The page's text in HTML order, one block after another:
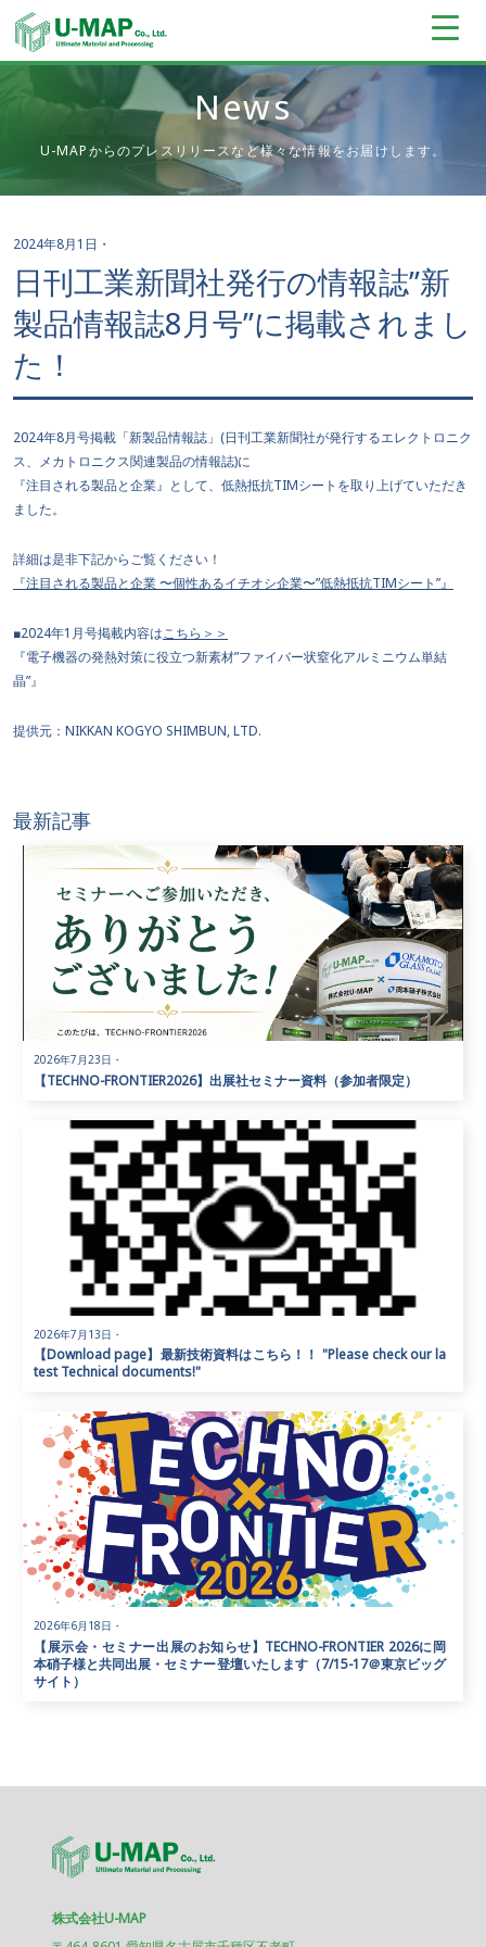
News
U-MAPからのプレスリリースなど様々な情報をお届けします。
2024年8月1日 ・
日刊工業新聞社発行の情報誌”新
製品情報誌8月号”に掲載されまし
た！
2024年8月号掲載「新製品情報誌」(日刊工業新聞社が発行するエレクトロニク
ス、メカトロニクス関連製品の情報誌)に
『注目される製品と企業』として、低熱抵抗TIMシートを取り上げていただき
ました。
詳細は是非下記からご覧ください！
『注目される製品と企業 〜個性あるイチオシ企業〜”低熱抵抗TIMシート”』
■2024年1月号掲載内容はこちら＞＞
『電子機器の発熱対策に役立つ新素材”ファイバー状窒化アルミニウム単結
晶”』
提供元：NIKKAN KOGYO SHIMBUN, LTD.
最新記事
2026年7月23日 ・
【TECHNO-FRONTIER2026】出展社セミナー資料（参加者限定）
2026年7月13日 ・
【Download page】最新技術資料はこちら！！ "Please check our la
test Technical documents!"
2026年6月18日 ・
【展示会・セミナー出展のお知らせ】TECHNO-FRONTIER 2026に岡
本硝子様と共同出展・セミナー登壇いたします（7/15-17＠東京ビッグ
サイト）
株式会社U-MAP